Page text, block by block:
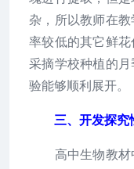
杂，所以教师在
率较低的其它鲜花
采摘学校种植的
验能够顺利展开。
三、开发探究
高中生物教材